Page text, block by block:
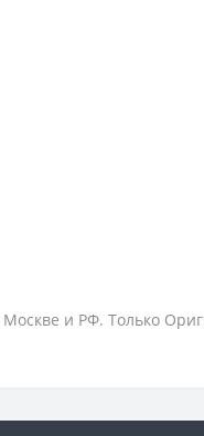
и РФ. Только